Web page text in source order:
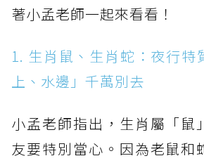
著小孟老師一起來看看！
1. 生肖鼠、生肖蛇：夜行特
上、水邊」千萬別去
小孟老師指出，生肖屬「鼠
友要特別當心。因為老鼠和